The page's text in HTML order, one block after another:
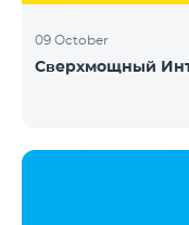
09 October
Сверхмощный